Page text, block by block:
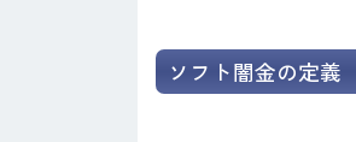
ソフト闇金の定義